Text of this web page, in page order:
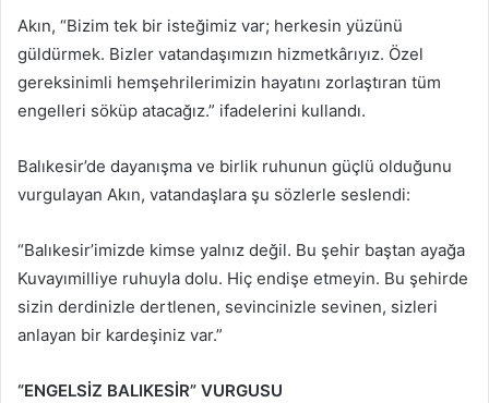
Akın, “Bizim tek bir isteğimiz var; herkesin yüzünü
güldürmek. Bizler vatandaşımızın hizmetkârıyız. Özel
gereksinimli hemşehrilerimizin hayatını zorlaştıran tüm
engelleri söküp atacağız.” ifadelerini kullandı.
Balıkesir’de dayanışma ve birlik ruhunun güçlü olduğunu
vurgulayan Akın, vatandaşlara şu sözlerle seslendi:
“Balıkesir’imizde kimse yalnız değil. Bu şehir baştan ayağa
Kuvayımilliye ruhuyla dolu. Hiç endişe etmeyin. Bu şehirde
sizin derdinizle dertlenen, sevincinizle sevinen, sizleri
anlayan bir kardeşiniz var.”
“ENGELSİZ BALIKESİR” VURGUSU